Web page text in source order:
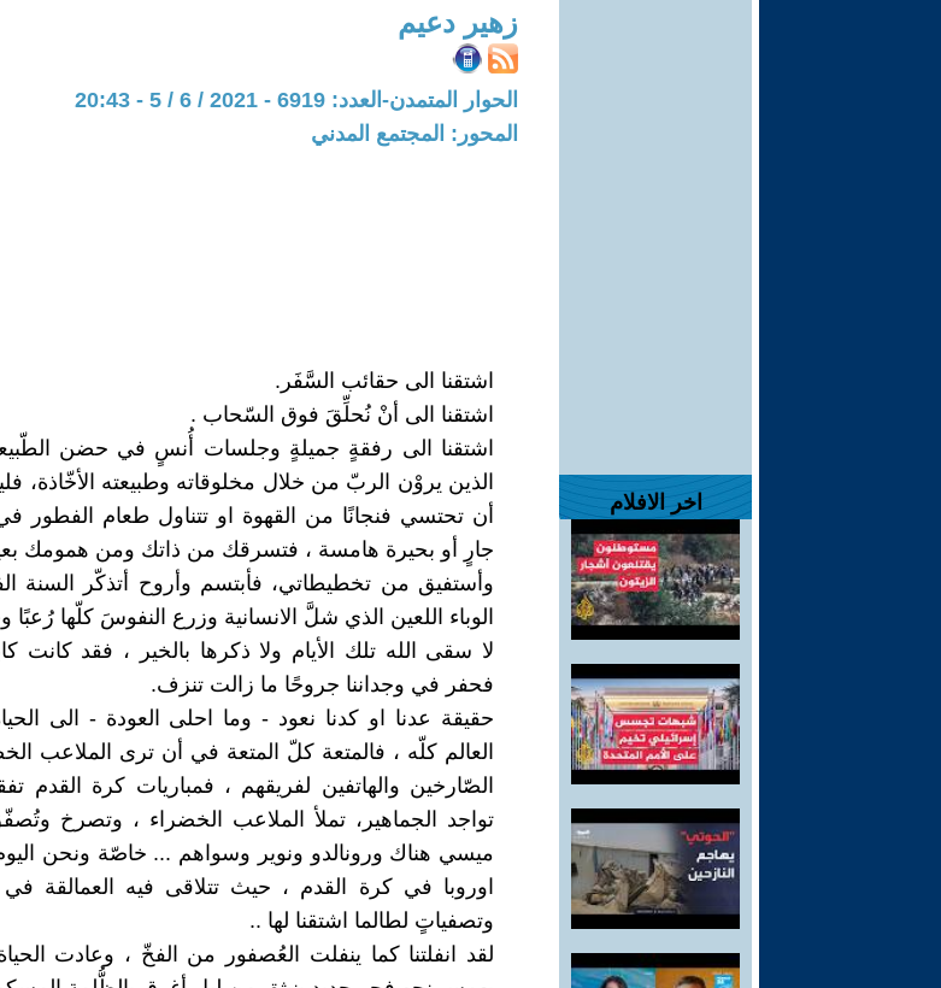
اخر الافلام
زهير دعيم
الحوار المتمدن-العدد: 6919 - 2021 / 6 / 5 - 20:43
المحور: المجتمع المدني
اشتقنا الى حقائب السَّفَر.
اشتقنا الى أنْ نُحلِّقَ فوق السّحاب .
اشتقنا الى رفقةٍ جميلةٍ وجلسات أُنسٍ في حضن الطّبيعة
الذين يروْن الربّ من خلال مخلوقاته وطبيعته
أن تحتسي فنجانًا من القهوة او تتناول طعام
جارٍ أو بحيرة هامسة ، فتسرقك من ذاتك ومن همومك
وأستفيق من تخطيطاتي، فأبتسم وأروح أتذكّر السنة
الوباء اللعين الذي شلَّ الانسانية وزرع النفوسَ كلّها رُعبًا
لا سقى الله تلك الأيام ولا ذكرها بالخير ، فقد
فحفر في وجداننا جروحًا ما زالت تنزف.
حقيقة عدنا او كدنا نعود - وما احلى العودة - الى
العالم كلّه ، فالمتعة كلّ المتعة في أن ترى الملاعب
الصّارخين والهاتفين لفريقهم ، فمباريات كرة القدم
تواجد الجماهير، تملأ الملاعب الخضراء ، وتصرخ
ميسي هناك ورونالدو ونوير وسواهم ... خاصّة ونحن
اوروبا في كرة القدم ، حيث تتلاقى فيه العمالقة في
وتصفياتٍ لطالما اشتقنا لها ..
لقد انفلتنا كما ينفلت العُصفور من الفخّ ، وعادت